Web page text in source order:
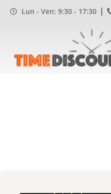
Lun - Ven: 9:30 - 17:30